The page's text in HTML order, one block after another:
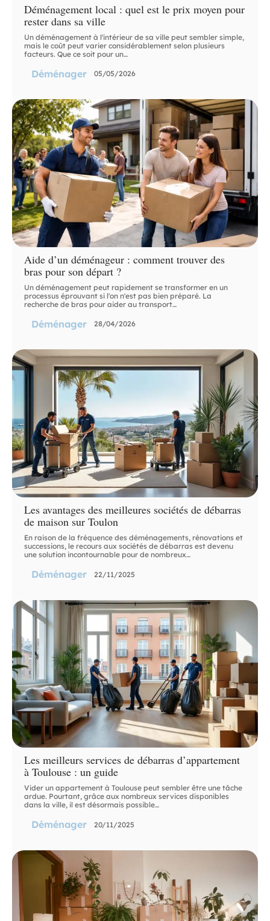
Déménagement local : quel est le prix moyen pour
rester dans sa ville
Un déménagement à l'intérieur de sa ville peut sembler simple,
mais le coût peut varier considérablement selon plusieurs
facteurs. Que ce soit pour un…
Déménager 05/05/2026
Aide d’un déménageur : comment trouver des
bras pour son départ ?
Un déménagement peut rapidement se transformer en un
processus éprouvant si l'on n'est pas bien préparé. La
recherche de bras pour aider au transport…
Déménager 28/04/2026
Les avantages des meilleures sociétés de débarras
de maison sur Toulon
En raison de la fréquence des déménagements, rénovations et
successions, le recours aux sociétés de débarras est devenu
une solution incontournable pour de nombreux…
Déménager 22/11/2025
Les meilleurs services de débarras d’appartement
à Toulouse : un guide
Vider un appartement à Toulouse peut sembler être une tâche
ardue. Pourtant, grâce aux nombreux services disponibles
dans la ville, il est désormais possible…
Déménager 20/11/2025